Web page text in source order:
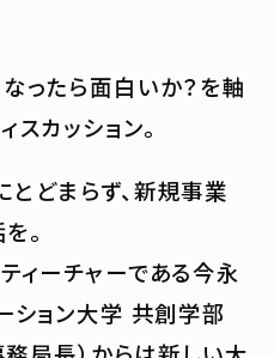
ったら面白いか？を軸
スカッション。
どまらず、新規事業
。
ィーチャーである今永
ション大学 共創学部